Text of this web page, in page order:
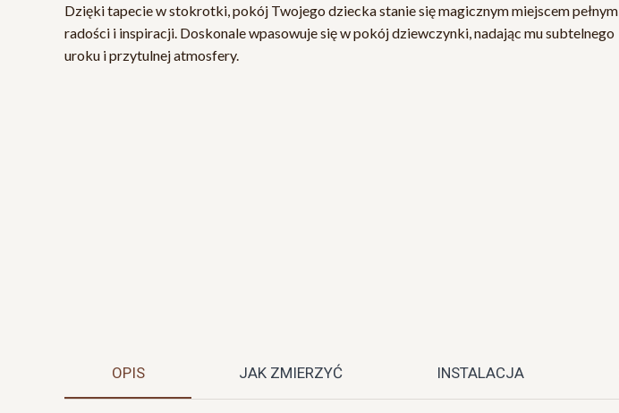
Dzięki tapecie w stokrotki, pokój Twojego dziecka stanie się magicznym miejscem pełnym
radości i inspiracji. Doskonale wpasowuje się w pokój dziewczynki, nadając mu subtelnego
uroku i przytulnej atmosfery.
OPIS JAK ZMIERZYĆ INSTALACJA